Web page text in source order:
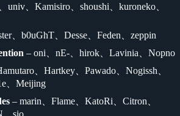
univ、Kamisiro、shoushi、kuroneko、
、b0uGhT、Desse、Feden、zeppin
– oni、nE-、hirok、Lavinia、Nopno
、Hartkey、Pawado、Nogissh、
、Meijing
– marin、Flame、KatoRi、Citron、
、sio